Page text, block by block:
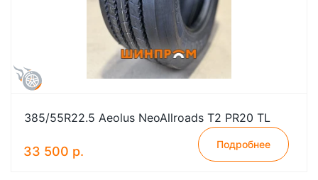
385/55R22.5 Aeolus NeoAllroads T2 PR20 TL
33 500 р. Подробнее